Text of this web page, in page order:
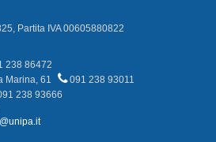
Partita IVA 00605880822
238 86472
Marina, 61
091 238 93011
238 93666